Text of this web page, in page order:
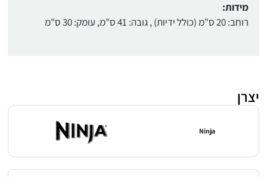
מידות:
רוחב: 20 ס"מ (כולל ידיות) , גובה: 41 ס"מ, עומק: 30 ס"מ
יצרן
Ninja